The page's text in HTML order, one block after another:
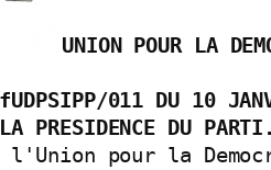
UNION POUR LA
011 DU 10
LA PRESIDENCE DU
l'Union pour la